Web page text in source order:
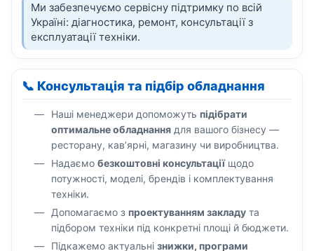
Ми забезпечуємо сервісну підтримку по всій
Україні: діагностика, ремонт, консультації з
експлуатації техніки.
📞 Консультація та підбір обладнання
Наші менеджери допоможуть підібрати
оптимальне обладнання для вашого бізнесу —
ресторану, кав’ярні, магазину чи виробництва.
Надаємо безкоштовні консультаціїщодо
потужності, моделі, брендів і комплектування
техніки.
Допомагаємо з проектуванням закладу та
підбором техніки під конкретні площі й бюджети.
Підкажемо актуальні знижки, програми